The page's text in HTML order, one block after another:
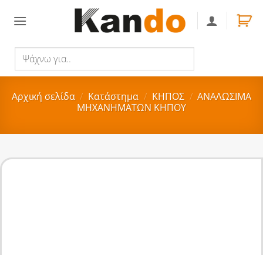
για..
Αρχική σελίδα / Κατάστημα / ΚΗΠΟΣ / ΑΝΑΛΩΣΙΜΑ
ΜΗΧΑΝΗΜΑΤΩΝ ΚΗΠΟΥ